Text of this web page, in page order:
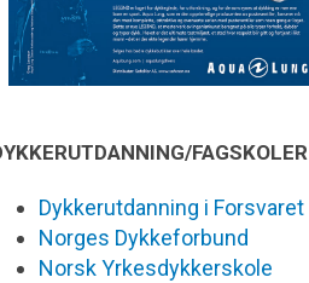
FAGSKOLER
Dykkerutdanning i Forsvaret
Norges Dykkeforbund
Norsk Yrkesdykkerskole